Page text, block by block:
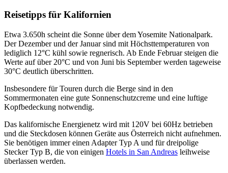
Reisetipps für Kalifornien
Etwa 3.650h scheint die Sonne über dem Yosemite Nationalpark.
Der Dezember und der Januar sind mit Höchsttemperaturen von
lediglich 12°C kühl sowie regnerisch. Ab Ende Februar steigen die
Werte auf über 20°C und von Juni bis September werden tageweise
30°C deutlich überschritten.
Insbesondere für Touren durch die Berge sind in den
Sommermonaten eine gute Sonnenschutzcreme und eine luftige
Kopfbedeckung notwendig.
Das kalifornische Energienetz wird mit 120V bei 60Hz betrieben
und die Steckdosen können Geräte aus Österreich nicht aufnehmen.
Sie benötigen immer einen Adapter Typ A und für dreipolige
Stecker Typ B, die von einigen Hotels in San Andreas leihweise
überlassen werden.